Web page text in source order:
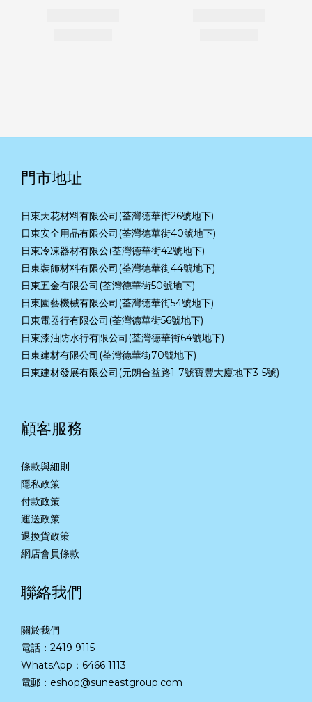
門市地址
日東天花材料有限公司(荃灣德華街26號地下)
日東安全用品有限公司(荃灣德華街40號地下)
日東冷凍器材有限公(荃灣德華街42號地下)
日東裝飾材料有限公司(荃灣德華街44號地下)
日東五金有限公司(荃灣德華街50號地下)
日東園藝機械有限公司(荃灣德華街54號地下)
日東電器行有限公司(荃灣德華街56號地下)
日東漆油防水行有限公司(荃灣德華街64號地下)
日東建材有限公司(荃灣德華街70號地下)
日東建材發展有限公司(元朗合益路1-7號寶豐大廈地下3-5號)
顧客服務
條款與細則
隱私政策
付款政策
運送政策
退換貨政策
網店會員條款
聯絡我們
關於我們
電話：2419 9115
WhatsApp： 6466 1113
電郵：eshop@suneastgroup.com